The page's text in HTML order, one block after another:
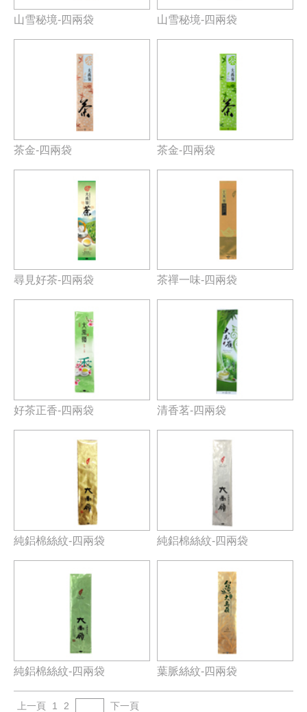
山雪秘境-四兩袋 山雪秘境-四兩袋
茶金-四兩袋 茶金-四兩袋
尋見好茶-四兩袋 茶禪一味-四兩袋
好茶正香-四兩袋 清香茗-四兩袋
純鋁棉絲紋-四兩袋 純鋁棉絲紋-四兩袋
純鋁棉絲紋-四兩袋 葉脈絲紋-四兩袋
上一頁 1 2 下一頁